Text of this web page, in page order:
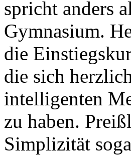
spricht anders
Gymnasium.
die
die sich
intelligenten
zu haben.
Simplizität